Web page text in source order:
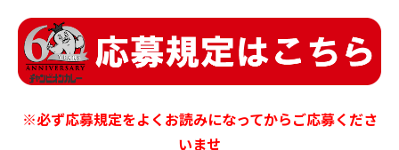
※必ず応募規定をよくお読みになってからご応募くださ
いませ